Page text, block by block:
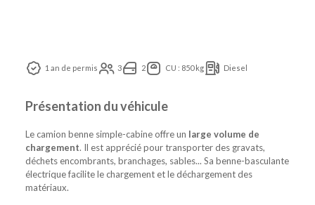
1 an de permis 3 2 CU : 850 kg Diesel
Présentation du véhicule
Le camion benne simple-cabine offre un large volume de
chargement. Il est apprécié pour transporter des gravats,
déchets encombrants, branchages, sables... Sa benne-basculante
électrique facilite le chargement et le déchargement des
matériaux.